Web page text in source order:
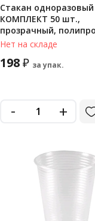
Стакан
КОМПЛЕКТ 50 шт.,
прозрачный,
(ПП), БЮДЖЕТ, LAIMA,
Нет на складе
198₽ за упак.
- +